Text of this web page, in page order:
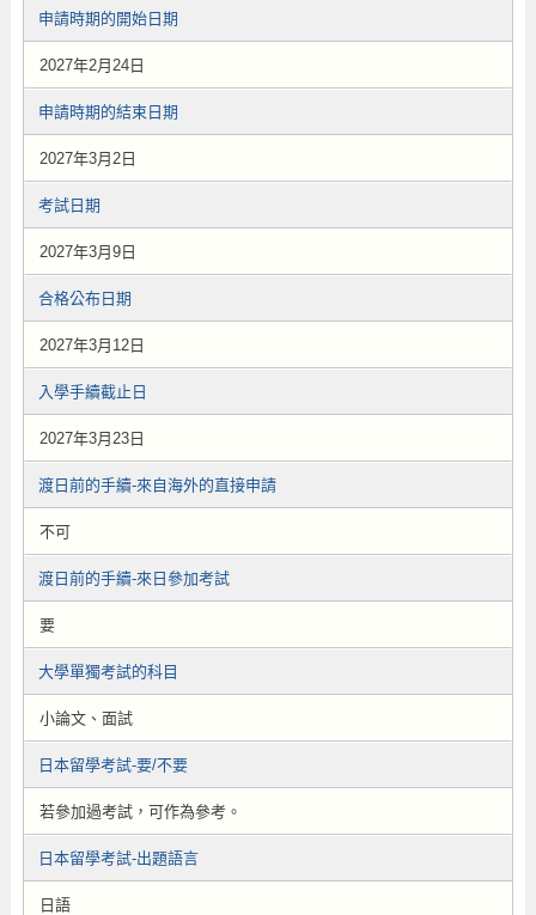
申請時期的開始日期
2027年2月24日
申請時期的結束日期
2027年3月2日
考試日期
2027年3月9日
合格公布日期
2027年3月12日
入學手續截止日
2027年3月23日
渡日前的手續-來自海外的直接申請
不可
渡日前的手續-來日參加考試
要
大學單獨考試的科目
小論文、面試
日本留學考試-要/不要
若參加過考試，可作為參考。
日本留學考試-出題語言
日語